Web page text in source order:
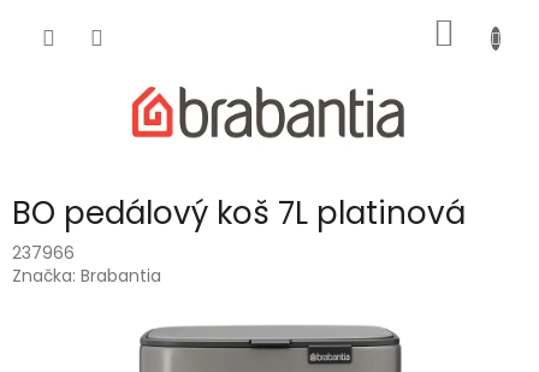
KOŠÍK
BO pedálový koš 7L platinová
237966
Značka: Brabantia